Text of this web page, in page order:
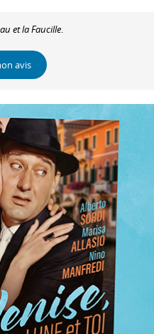
et la Faucille.
avis